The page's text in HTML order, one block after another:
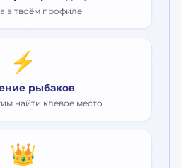
в твоём профиле
⚡
рыбаков
найти клевое место
👑